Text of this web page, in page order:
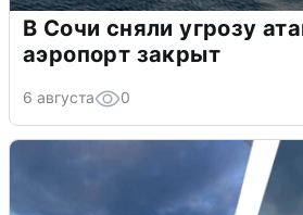
В Сочи сняли угрозу
аэропорт закрыт
6 августа 0